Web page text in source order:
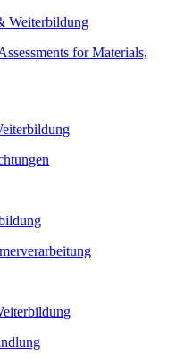
Weiterbildung
for Materials,